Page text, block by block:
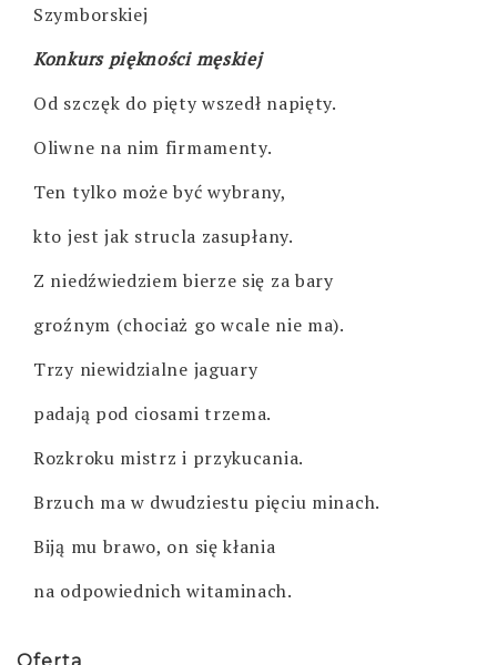
Szymborskiej
Konkurs piękności męskiej
Od szczęk do pięty wszedł napięty.
Oliwne na nim firmamenty.
Ten tylko może być wybrany,
kto jest jak strucla zasupłany.
Z niedźwiedziem bierze się za bary
groźnym (chociaż go wcale nie ma).
Trzy niewidzialne jaguary
padają pod ciosami trzema.
Rozkroku mistrz i przykucania.
Brzuch ma w dwudziestu pięciu minach.
Biją mu brawo, on się kłania
na odpowiednich witaminach.